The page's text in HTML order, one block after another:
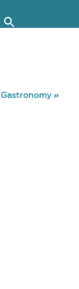
Gastronomy»